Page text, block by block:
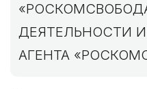
ДЕЯТЕЛЬНОСТИ
АГЕНТА